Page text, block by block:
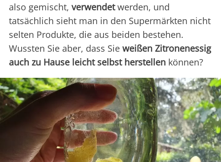
also gemischt, verwendetwerden, und
tatsächlich sieht man in den Supermärkten nicht
selten Produkte, die aus beiden bestehen.
Wussten Sie aber, dass Sie weißen Zitronenessig
auch zu Hause leicht selbst herstellen können?